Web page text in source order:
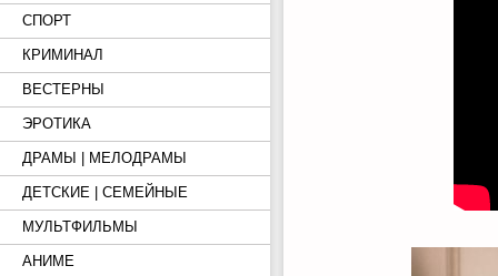
СПОРТ
КРИМИНАЛ
ВЕСТЕРНЫ
ЭРОТИКА
ДРАМЫ | МЕЛОДРАМЫ
ДЕТСКИЕ | СЕМЕЙНЫЕ
МУЛЬТФИЛЬМЫ
АНИМЕ